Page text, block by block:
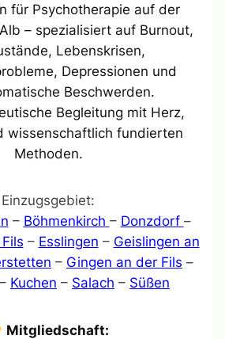
für Psychotherapie auf der
– spezialisiert auf Burnout,
Lebenskrisen,
Depressionen und
Beschwerden.
Begleitung mit Herz,
wissenschaftlich fundierten
Methoden.
Einzugsgebiet:
– Böhmenkirch – Donzdorf –
– Esslingen – Geislingen an
– Gingen an der Fils –
– Kuchen – Salach – Süßen
Mitgliedschaft: